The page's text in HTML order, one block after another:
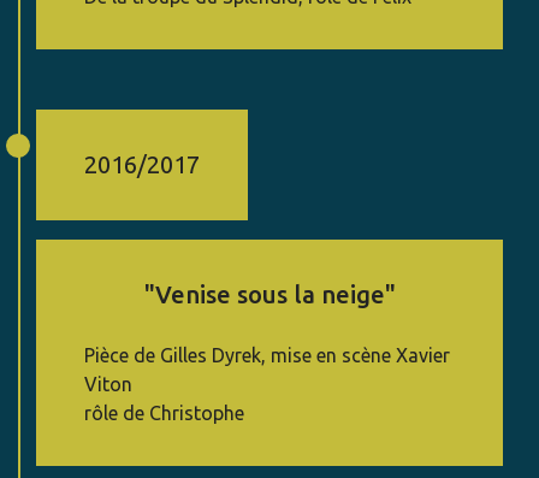
2016/2017
"Venise sous la neige"
Pièce de Gilles Dyrek, mise en scène Xavier
Viton
rôle de Christophe